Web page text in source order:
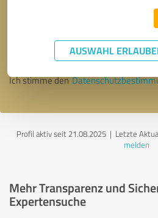
AUSWAHLNachricht
Ich stimme den
Profil aktiv seit 21.08.2025 | Letzte
melden
Mehr Transparenz und
Expertensuche